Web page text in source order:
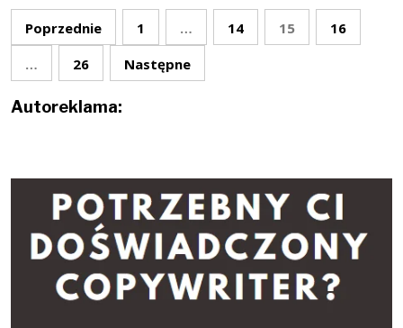
Stronicowanie
wpisów
Poprzednie 1 … 14 15
16
…
26 Następne
Autoreklama: